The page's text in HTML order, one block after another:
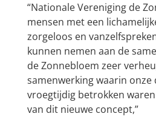
“Nationale Vereniging de
mensen met een
zorgeloos en
kunnen nemen aan de
de Zonnebloem zeer
samenwerking waarin onze
vroegtijdig betrokken
van dit nieuwe concept,”